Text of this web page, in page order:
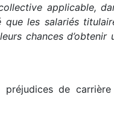
applicable,
les salariés
chances
de